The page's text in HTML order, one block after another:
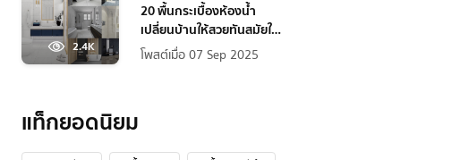
2.4K
20 พื้นกระเบื้องห้องน้ำ
เปลี่ยนบ้านให้สวยทันสมัยใน
สไตล์โมเดิร์น
โพสต์เมื่อ 07 Sep 2025
แท็กยอดนิยม